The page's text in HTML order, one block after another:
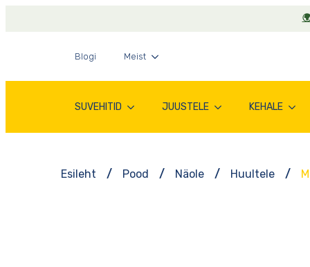
Blogi Meist
SUVEHITID JUUSTELE KEHALE
Esileht Pood Näole Huultele